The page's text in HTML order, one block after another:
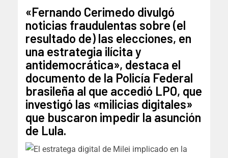
«Fernando Cerimedo divulgó
noticias fraudulentas sobre (el
resultado de) las elecciones, en
una estrategia ilícita y
antidemocrática», destaca el
documento de la Policía Federal
brasileña al que accedió LPO, que
investigó las «milicias digitales»
que buscaron impedir la asunción
de Lula.